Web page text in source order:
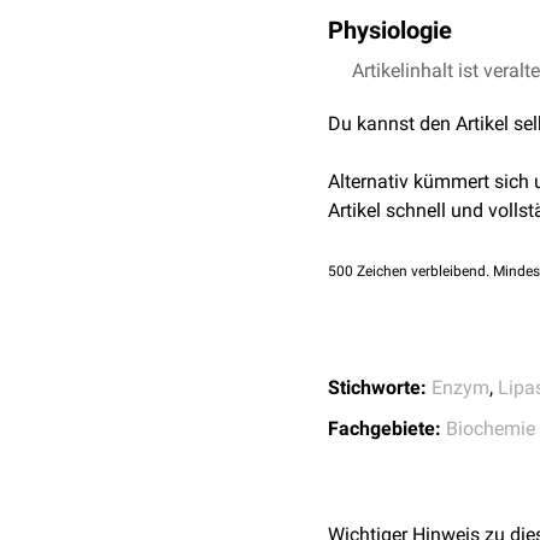
Vorverdauungvon Fetten
allem im sauren Milieu
Im aktiven Zentrumdes
Physiologie
Die Zungengrundlipase
Das Enzym ist
Erwachsenen hat die
Artikelinhalt ist
Du kannst den Artikel
Alternativ kümmert sich
Artikel schnell und
500 Zeichen verbleibend.
Stichworte: Enzym,
Fachgebiete: Biochemie
Wichtiger Hinweis zu